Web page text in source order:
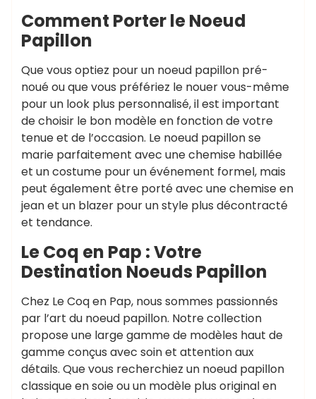
Comment Porter le Noeud
Papillon
Que vous optiez pour un noeud papillon pré-
noué ou que vous préfériez le nouer vous-même
pour un look plus personnalisé, il est important
de choisir le bon modèle en fonction de votre
tenue et de l’occasion. Le noeud papillon se
marie parfaitement avec une chemise habillée
et un costume pour un événement formel, mais
peut également être porté avec une chemise en
jean et un blazer pour un style plus décontracté
et tendance.
Le Coq en Pap : Votre
Destination Noeuds Papillon
Chez Le Coq en Pap, nous sommes passionnés
par l’art du noeud papillon. Notre collection
propose une large gamme de modèles haut de
gamme conçus avec soin et attention aux
détails. Que vous recherchiez un noeud papillon
classique en soie ou un modèle plus original en